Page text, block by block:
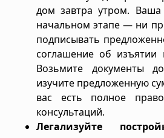
дом завтра утром. Ваша
начальном этапе — ни
подписывать
соглашение об
Возьмите документы
изучите предложенную
вас есть полное
консультаций.
Легализуйте